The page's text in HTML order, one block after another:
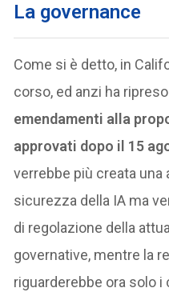
La governance
Come si è detto, in
corso, ed anzi ha
emendamenti alla
approvati dopo il 15
verrebbe più creata una
sicurezza della IA ma
di regolazione della
governative, mentre la
riguarderebbe ora solo